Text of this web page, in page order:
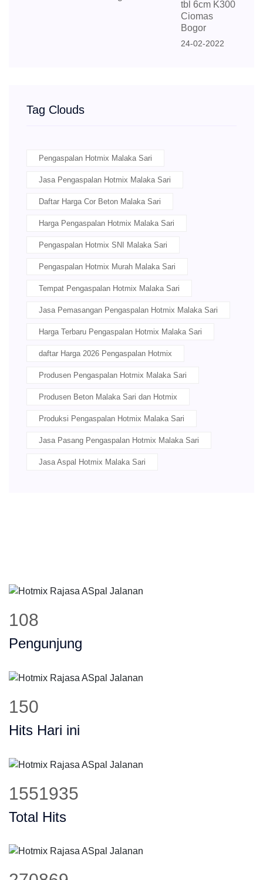
tbl 6cm K300
Ciomas
Bogor
24-02-2022
Tag Clouds
Pengaspalan Hotmix Malaka Sari
Jasa Pengaspalan Hotmix Malaka Sari
Daftar Harga Cor Beton Malaka Sari
Harga Pengaspalan Hotmix Malaka Sari
Pengaspalan Hotmix SNI Malaka Sari
Pengaspalan Hotmix Murah Malaka Sari
Tempat Pengaspalan Hotmix Malaka Sari
Jasa Pemasangan Pengaspalan Hotmix Malaka Sari
Harga Terbaru Pengaspalan Hotmix Malaka Sari
daftar Harga 2026 Pengaspalan Hotmix
Produsen Pengaspalan Hotmix Malaka Sari
Produsen Beton Malaka Sari dan Hotmix
Produksi Pengaspalan Hotmix Malaka Sari
Jasa Pasang Pengaspalan Hotmix Malaka Sari
Jasa Aspal Hotmix Malaka Sari
131
Pengunjung
182
Hits Hari ini
1874034
Total Hits